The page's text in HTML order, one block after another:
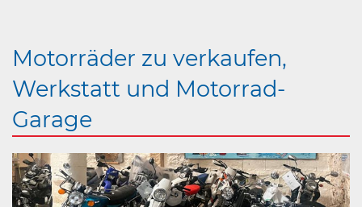
Motorräder zu verkaufen,
Werkstatt und Motorrad-
Garage